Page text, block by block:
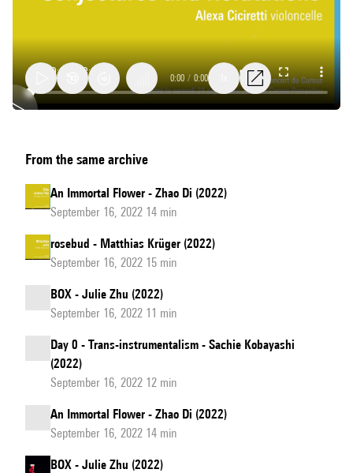
and
Refutations
0:00 / 0:00
From the same archive
An Immortal Flower - Zhao Di (2022)
September 16, 2022 14 min
rosebud - Matthias Krüger (2022)
September 16, 2022 15 min
BOX - Julie Zhu (2022)
September 16, 2022 11 min
Day 0 - Trans-instrumentalism - Sachie Kobayashi
(2022)
September 16, 2022 12 min
An Immortal Flower - Zhao Di (2022)
September 16, 2022 14 min
BOX - Julie Zhu (2022)